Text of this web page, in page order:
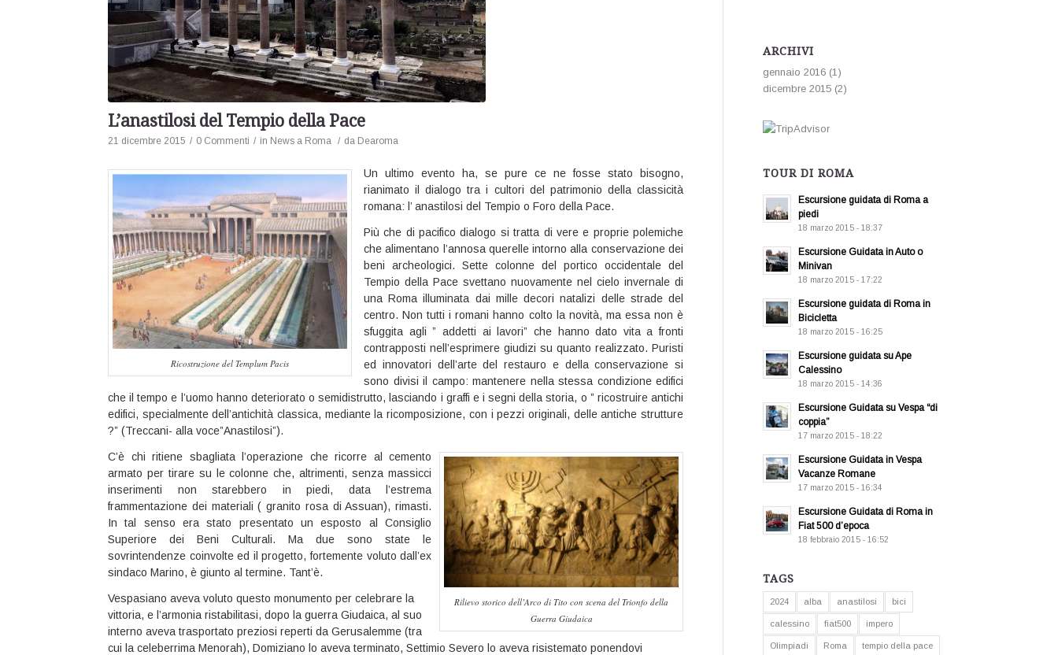
L’anastilosi del Tempio della Pace
21 dicembre 2015 / 0 Commenti / in News a Roma / da Dearoma
Ricostruzione del Templum Pacis
Un ultimo evento ha, se pure ce ne fosse stato bisogno,
rianimato il dialogo tra i cultori del patrimonio della classicità
romana: l’ anastilosi del Tempio o Foro della Pace.
Più che di pacifico dialogo si tratta di vere e proprie polemiche
che alimentano l’annosa querelle intorno alla conservazione dei
beni archeologici. Sette colonne del portico occidentale del
Tempio della Pace svettano nuovamente nel cielo invernale di
una Roma illuminata dai mille decori natalizi delle strade del
centro. Non tutti i romani hanno colto la novità, ma essa non è
sfuggita agli ” addetti ai lavori” che hanno dato vita a fronti
contrapposti nell’esprimere giudizi su quanto realizzato. Puristi
ed innovatori dell’arte del restauro e della conservazione si
sono divisi il campo: mantenere nella stessa condizione edifici
che il tempo e l’uomo hanno deteriorato o semidistrutto, lasciando i graffi e i segni della storia, o ” ricostruire antichi
edifici, specialmente dell’antichità classica, mediante la ricomposizione, con i pezzi originali, delle antiche strutture
?” (Treccani- alla voce”Anastilosi”).
Rilievo storico dell’Arco di Tito con scena del Trionfo della
Guerra Giudaica
C’è chi ritiene sbagliata l’operazione che ricorre al cemento
armato per tirare su le colonne che, altrimenti, senza massicci
inserimenti non starebbero in piedi, data l’estrema
frammentazione dei materiali ( granito rosa di Assuan), rimasti.
In tal senso era stato presentato un esposto al Consiglio
Superiore dei Beni Culturali. Ma due sono state le
sovrintendenze coinvolte ed il progetto, fortemente voluto dall’ex
sindaco Marino, è giunto al termine. Tant’è.
Vespasiano aveva voluto questo monumento per celebrare la
vittoria, e l’armonia ristabilitasi, dopo la guerra Giudaica, al suo
interno aveva trasportato preziosi reperti da Gerusalemme (tra
cui la celeberrima Menorah), Domiziano lo aveva terminato, Settimio Severo lo aveva risistemato ponendovi
ARCHIVI
gennaio 2016 (1)
dicembre 2015 (2)
TOUR DI ROMA
Escursione guidata di Roma a
piedi
18 marzo 2015 - 18:37
Escursione Guidata in Auto o
Minivan
18 marzo 2015 - 17:22
Escursione guidata di Roma in
Bicicletta
18 marzo 2015 - 16:25
Escursione guidata su Ape
Calessino
18 marzo 2015 - 14:36
Escursione Guidata su Vespa “di
coppia”
17 marzo 2015 - 18:22
Escursione Guidata in Vespa
Vacanze Romane
17 marzo 2015 - 16:34
Escursione Guidata di Roma in
Fiat 500 d’epoca
18 febbraio 2015 - 16:52
TAGS
2024 alba anastilosi bici
calessino fiat500 impero
Olimpiadi Roma tempio della pace